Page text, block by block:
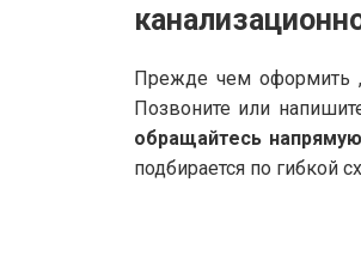
Прежде чем оформить ,
Позвоните или
обращайтесь
подбирается по гибкой